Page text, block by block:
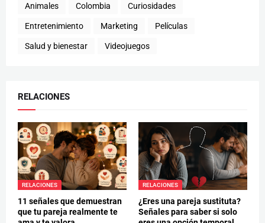
Animales Colombia Curiosidades
Entretenimiento Marketing Películas
Salud y bienestar Videojuegos
RELACIONES
RELACIONES
11 señales que demuestran
que tu pareja realmente te
RELACIONES
¿Eres una pareja sustituta?
Señales para saber si solo